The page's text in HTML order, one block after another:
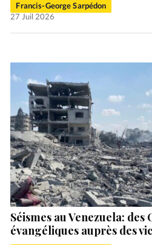
Francis-George Sarpédon
27 Juil 2026
Séismes au Venezuela:
évangéliques auprès des